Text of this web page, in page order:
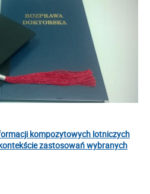
kompozytowych lotniczych
zastosowań wybranych